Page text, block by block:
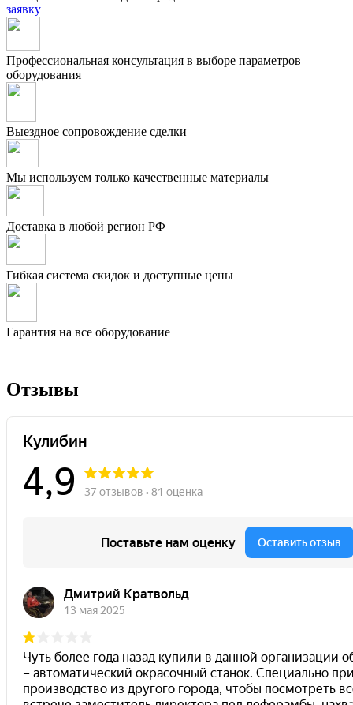
заявку
Профессиональная консультация в выборе параметров
оборудования
Выездное сопровождение сделки
Мы используем только качественные материалы
Доставка в любой регион РФ
Гибкая система скидок и доступные цены
Гарантия на все оборудование
Отзывы